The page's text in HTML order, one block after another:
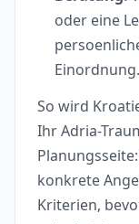
oder eine
Einordnung.
So wird
Ihr Adria-
konkrete
Kriterien,